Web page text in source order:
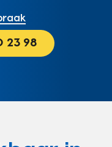
23 98